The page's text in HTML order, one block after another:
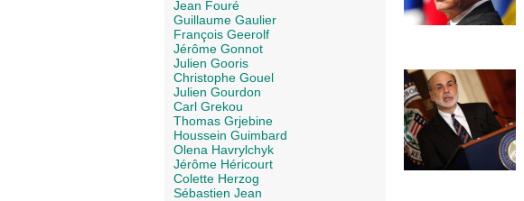
Jean Fouré
Guillaume Gaulier
François Geerolf
Jérôme Gonnot
Julien Gooris
Christophe Gouel
Julien Gourdon
Carl Grekou
Thomas Grjebine
Houssein Guimbard
Olena Havrylchyk
Jérôme Héricourt
Colette Herzog
Sébastien Jean